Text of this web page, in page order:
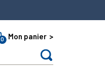
0 Mon panier